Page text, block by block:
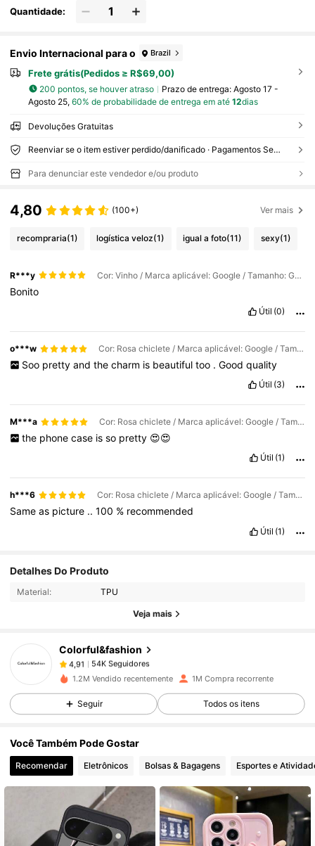
Quantidade:
Envio Internacional para o Brazil
Frete grátis(Pedidos ≥ R$69,00)
200 pontos, se houver atraso Prazo de entrega: Agosto 17 -
Agosto 25, 60% de probabilidade de entrega em até 12dias
Devoluções Gratuitas
Reenviar se o item estiver perdido/danificado · Pagamentos Seguros · Proteção de privacidade
Para denunciar este vendedor e/ou produto
4,80 (100+) Ver mais
recompraria(1) logística veloz(1) igual a foto(11) sexy(1)
R***y Cor: Vinho / Marca aplicável: Google / Tamanho: Google Pixel 10 Pro XL
Bonito
Útil (0)
o***w Cor: Rosa chiclete / Marca aplicável: Google / Tamanho: Google Pixel 9 Pro XL
Soo pretty and the charm is beautiful too . Good quality
Útil (3)
M***a Cor: Rosa chiclete / Marca aplicável: Google / Tamanho: Google Pixel 8
the phone case is so pretty 😍😍
Útil (1)
h***6 Cor: Rosa chiclete / Marca aplicável: Google / Tamanho: Google Pixel 8 Pro
Sameas picture ..100 % recommended
Útil (1)
Detalhes Do Produto
Material: TPU
Veja mais
Colorful&fashion
4,91 54K Seguidores
54K Seguidores
4,91 54K Seguidores
54K Seguidores
4,91
4,91 54K Seguidores
1.2M Vendido recentemente 1M Compra recorrente
Seguir Todos os itens
Você Também Pode Gostar
Recomendar Eletrônicos Bolsas & Bagagens Esportes e